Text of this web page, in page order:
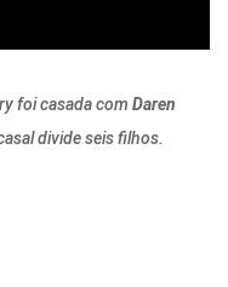
foi casada com Daren
divide seis filhos.